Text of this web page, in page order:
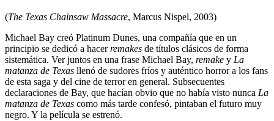
(The Texas Chainsaw Massacre, Marcus Nispel, 2003)
Michael Bay creó Platinum Dunes, una compañía que en un
principio se dedicó a hacerremakes de títulos clásicos de forma
sistemática. Ver juntos en una frase Michael Bay, remake y La
matanza de Texas llenó de sudores fríos y auténtico horror a los fans
de esta saga y del cine de terror en general. Subsecuentes
declaraciones de Bay, que hacían obvio que no había visto nunca La
matanza de Texas como más tarde confesó, pintaban el futuro muy
negro. Y la película se estrenó.